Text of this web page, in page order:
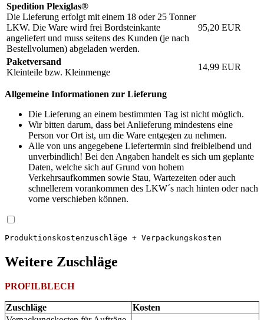
Spedition Plexiglas®
Die Lieferung erfolgt mit einem 18 oder 25 Tonner
LKW. Die Ware wird frei Bordsteinkante
angeliefert und muss seitens des Kunden (je nach
Bestellvolumen) abgeladen werden.
95,20 EUR
Paketversand
Kleinteile bzw. Kleinmenge
14,99 EUR
Allgemeine Informationen zur Lieferung
Die Lieferung an einem bestimmten Tag ist nicht möglich.
Wir bitten darum, dass bei Anlieferung mindestens eine
Person vor Ort ist, um die Ware entgegen zu nehmen.
Alle von uns angegebene Liefertermin sind freibleibend und
unverbindlich! Bei den Angaben handelt es sich um geplante
Daten, welche sich auf Grund von hohem
Verkehrsaufkommen sowie Stau, Wartezeiten oder auch
schnellerem vorankommen des LKW´s nach hinten oder nach
vorne verschieben können.
Produktions­kosten­zuschläge + Verpackungskosten
Weitere Zuschläge
PROFILBLECH
Zuschläge
Kosten